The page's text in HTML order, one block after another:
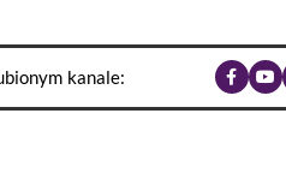
kanale: